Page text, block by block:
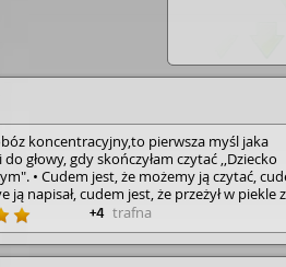
koncentracyjny,to pierwsza myśl jaka
do głowy, gdy skończyłam czytać ,,Dziecko
• Cudem jest, że możemy ją czytać,
ją napisał, cudem jest, że przeżył w piekle
mu matka. • Ta książka, to
wspomnienia ofiary przemocy domowej.
że człowiek jest w stanie posunąć się
+4 trafna